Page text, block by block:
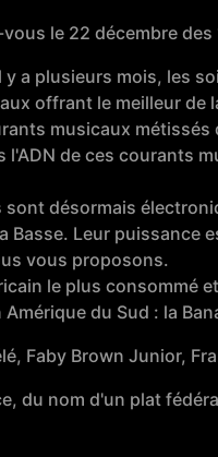
le 22 décembre
y a plusieurs mois, les
offrant le meilleur
musicaux
l'ADN de ces courants
sont désormais
Basse. Leur puissance
vous proposons.
le plus consommé
du Sud : la
Faby Brown Junior,
du nom d'un plat